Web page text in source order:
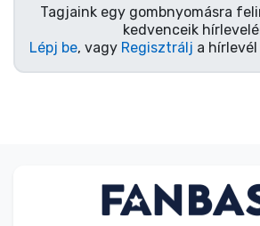
Tagjaink egy gombnyomásra
kedvenceik
Lépj be, vagy Regisztrálj a
Terméktípusok
Márkák